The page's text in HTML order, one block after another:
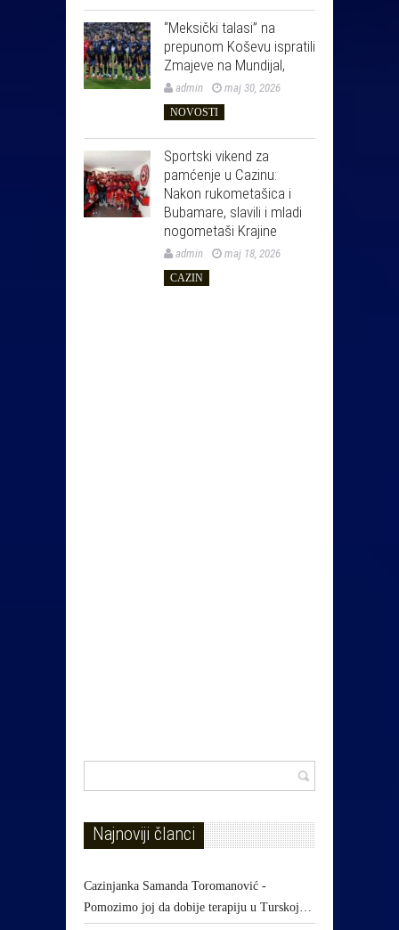
“Meksički talasi” na
prepunom Koševu ispratili
Zmajeve na Mundijal,
admin maj 30, 2026
NOVOSTI
Sportski vikend za
pamćenje u Cazinu:
Nakon rukometašica i
Bubamare, slavili i mladi
nogometaši Krajine
admin maj 18, 2026
CAZIN
Najnoviji članci
Cazinjanka Samanda Toromanović -
Pomozimo joj da dobije terapiju u Turskoj…